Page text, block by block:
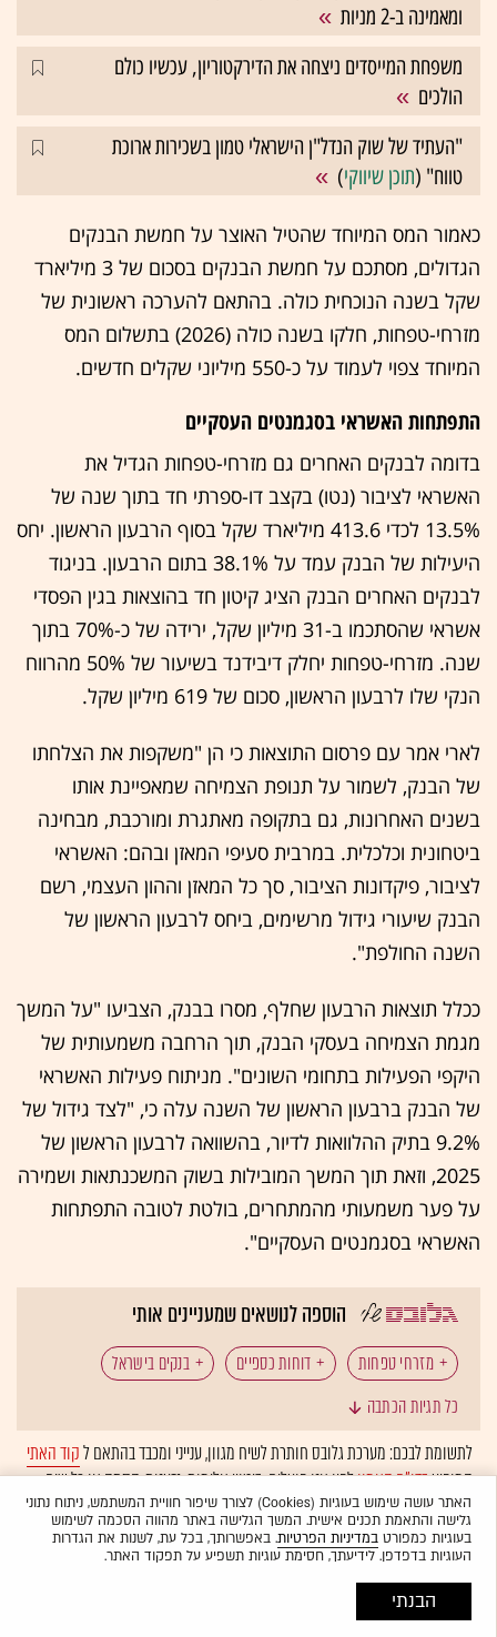
ומאמינה ב-2 מניות
משפחת המייסדים ניצחה את הדירקטוריון, עכשיו כולם
הולכים
"העתיד של שוק הנדל"ן הישראלי טמון בשכירות ארוכת
טווח" (תוכן שיווקי)
כאמור המס המיוחד שהטיל האוצר על חמשת הבנקים
הגדולים, מסתכם על חמשת הבנקים בסכום של 3 מיליארד
שקל בשנה הנוכחית כולה. בהתאם להערכה ראשונית של
מזרחי-טפחות, חלקו בשנה כולה (2026) בתשלום המס
המיוחד צפוי לעמוד על כ-550 מיליוני שקלים חדשים.
התפתחות האשראי בסגמנטים העסקיים
בדומה לבנקים האחרים גם מזרחי-טפחות הגדיל את
האשראי לציבור (נטו) בקצב דו-ספרתי חד בתוך שנה של
13.5% לכדי 413.6 מיליארד שקל בסוף הרבעון הראשון. יחס
היעילות של הבנק עמד על 38.1% בתום הרבעון. בניגוד
לבנקים האחרים הבנק הציג קיטון חד בהוצאות בגין הפסדי
אשראי שהסתכמו ב-31 מיליון שקל, ירידה של כ-70% בתוך
שנה. מזרחי-טפחות יחלק דיבידנד בשיעור של 50% מהרווח
הנקי שלו לרבעון הראשון, סכום של 619 מיליון שקל.
לארי אמר עם פרסום התוצאות כי הן "משקפות את הצלחתו
של הבנק, לשמור על תנופת הצמיחה שמאפיינת אותו
בשנים האחרונות, גם בתקופה מאתגרת ומורכבת, מבחינה
ביטחונית וכלכלית. במרבית סעיפי המאזן ובהם: האשראי
לציבור, פיקדונות הציבור, סך כל המאזן וההון העצמי, רשם
הבנק שיעורי גידול מרשימים, ביחס לרבעון הראשון של
השנה החולפת".
ככלל תוצאות הרבעון שחלף, מסרו בבנק, הצביעו "על המשך
מגמת הצמיחה בעסקי הבנק, תוך הרחבה משמעותית של
היקפי הפעילות בתחומי השונים". מניתוח פעילות האשראי
של הבנק ברבעון הראשון של השנה עלה כי, "לצד גידול של
9.2% בתיק ההלוואות לדיור, בהשוואה לרבעון הראשון של
2025, וזאת תוך המשך המובילות בשוק המשכנתאות ושמירה
על פער משמעותי מהמתחרים, בולטת לטובה התפתחות
האשראי בסגמנטים העסקיים".
הוספה לנושאים שמעניינים אותי
מזרחי טפחות דוחות כספיים
בנקים בישראל
כל תגיות הכתבה
לתשומת לבכם: מערכת גלובס חותרת לשיח מגוון, ענייני ומכבד בהתאם לקוד האתי
המופיעבדו"ח האמוןלפיו אנו פועלים. ביטויי אלימות, גזענות, הסתה או כל שיח
בלתי הולם אחר מסוננים בצורהאוטומטיתולא יפורסמו באתר.
האתר עושה שימוש בעוגיות (Cookies) לצורך שיפור חוויית המשתמש, ניתוח נתוני
גלישה והתאמת תכנים אישית. המשך הגלישה באתר מהווה הסכמה לשימוש
בעוגיות כמפורטבמדיניות הפרטיות. באפשרותך, בכל עת, לשנות את הגדרות
העוגיות בדפדפן. לידיעתך, חסימת עוגיות תשפיע על תפקוד האתר.
הבנתי